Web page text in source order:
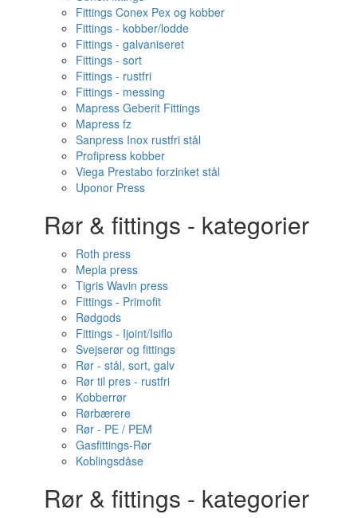
Fittings Conex Pex og kobber
Fittings - kobber/lodde
Fittings - galvaniseret
Fittings - sort
Fittings - rustfri
Fittings - messing
Mapress Geberit Fittings
Mapress fz
Sanpress Inox rustfri stål
Profipress kobber
Viega Prestabo forzinket stål
Uponor Press
Rør & fittings - kategorier
Roth press
Mepla press
Tigris Wavin press
Fittings - Primofit
Rødgods
Fittings - Ijoint/Isiflo
Svejserør og fittings
Rør - stål, sort, galv
Rør til pres - rustfri
Kobberrør
Rørbærere
Rør - PE / PEM
Gasfittings-Rør
Koblingsdåse
Rør & fittings - kategorier